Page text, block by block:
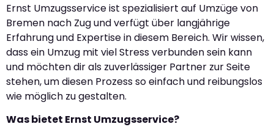
Ernst Umzugsservice ist spezialisiert auf Umzüge von
Bremen nach Zug und verfügt über langjährige
Erfahrung und Expertise in diesem Bereich. Wir wissen,
dass ein Umzug mit viel Stress verbunden sein kann
und möchten dir als zuverlässiger Partner zur Seite
stehen, um diesen Prozess so einfach und reibungslos
wie möglich zu gestalten.
Was bietet Ernst Umzugsservice?